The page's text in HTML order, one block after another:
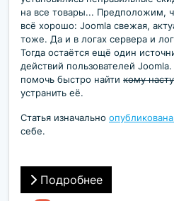
на все товары... Предположим,
всё хорошо: Joomla свежая,
тоже. Да и в логах сервера и
Тогда остаётся ещё один
действий пользователей
помочь быстро найти кому
устранить её.
Статья изначально
себе.
Подробнее